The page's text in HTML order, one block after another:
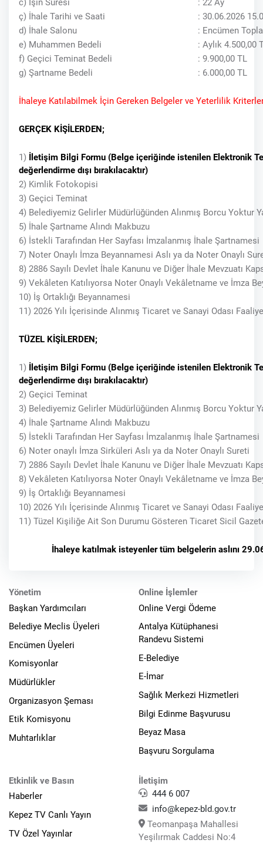
c) İşin Süresi
: 22 Ay
ç) İhale Tarihi ve Saati
: 30.06.2026
d) İhale Salonu
: Encümen
e) Muhammen Bedeli
: Aylık 4.500,00
f) Geçici Teminat Bedeli
: 9.900,00 TL
g) Şartname Bedeli
: 6.000,00 TL
İhaleye Katılabilmek İçin Gereken Belgeler ve Yeterlilik
GERÇEK KİŞİLERDEN;
1) İletişim Bilgi Formu (Belge içeriğinde istenilen Elektronik
değerlendirme dışı bırakılacaktır)
2) Kimlik Fotokopisi
3) Geçici Teminat
4) Belediyemiz Gelirler Müdürlüğünden Alınmış Borcu Yoktur
5) İhale Şartname Alındı Makbuzu
6) İstekli Tarafından Her Sayfası İmzalanmış İhale Şartnamesi
7) Noter Onaylı İmza Beyannamesi Aslı ya da Noter Onaylı
8) 2886 Sayılı Devlet İhale Kanunu ve Diğer İhale Mevzuatı
9) Vekâleten Katılıyorsa Noter Onaylı Vekâletname ve İmza
10) İş Ortaklığı Beyannamesi
11) 2026 Yılı İçerisinde Alınmış Ticaret ve Sanayi Odası
TÜZEL KİŞİLERDEN;
1) İletişim Bilgi Formu (Belge içeriğinde istenilen Elektronik
değerlendirme dışı bırakılacaktır)
2) Geçici Teminat
3) Belediyemiz Gelirler Müdürlüğünden Alınmış Borcu Yoktur
4) İhale Şartname Alındı Makbuzu
5) İstekli Tarafından Her Sayfası İmzalanmış İhale Şartnamesi
6) Noter onaylı İmza Sirküleri Aslı ya da Noter Onaylı Sureti
7) 2886 Sayılı Devlet İhale Kanunu ve Diğer İhale Mevzuatı
8) Vekâleten Katılıyorsa Noter Onaylı Vekâletname ve İmza
9) İş Ortaklığı Beyannamesi
10) 2026 Yılı İçerisinde Alınmış Ticaret ve Sanayi Odası
11) Tüzel Kişiliğe Ait Son Durumu Gösteren Ticaret Sicil
İhaleye katılmak isteyenler tüm belgelerin aslını
Yönetim
Başkan Yardımcıları
Belediye Meclis Üyeleri
Encümen Üyeleri
Komisyonlar
Müdürlükler
Organizasyon Şeması
Etik Komisyonu
Muhtarlıklar
Online İşlemler
Online Vergi Ödeme
Antalya Kütüphanesi
Randevu Sistemi
E-Belediye
E-İmar
Sağlık Merkezi Hizmetleri
Bilgi Edinme Başvurusu
Beyaz Masa
Başvuru Sorgulama
Etkinlik ve Basın
Haberler
Kepez TV Canlı Yayın
TV Özel Yayınlar
İletişim
444 6 007
info@kepez-bld.gov.tr
Teomanpaşa Mahallesi
Yeşilırmak Caddesi No:4